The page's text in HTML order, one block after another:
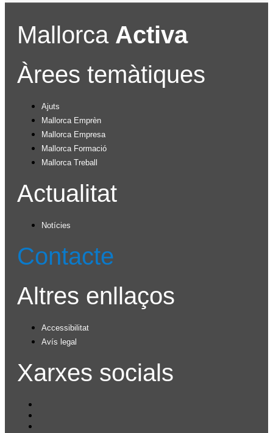
Mallorca Activa
Àrees temàtiques
Ajuts
Mallorca Emprèn
Mallorca Empresa
Mallorca Formació
Mallorca Treball
Actualitat
Notícies
Contacte
Altres enllaços
Accessibilitat
Avís legal
Xarxes socials